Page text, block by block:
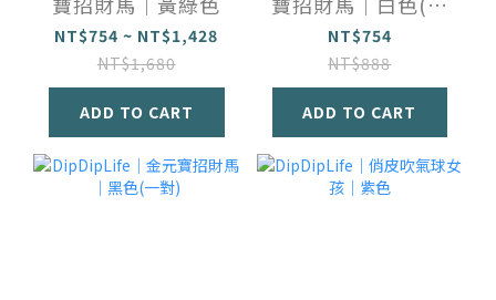
NT$754 ~ NT$1,428
NT$1,680
ADD TO CART
對)
NT$754
NT$888
ADD TO CART